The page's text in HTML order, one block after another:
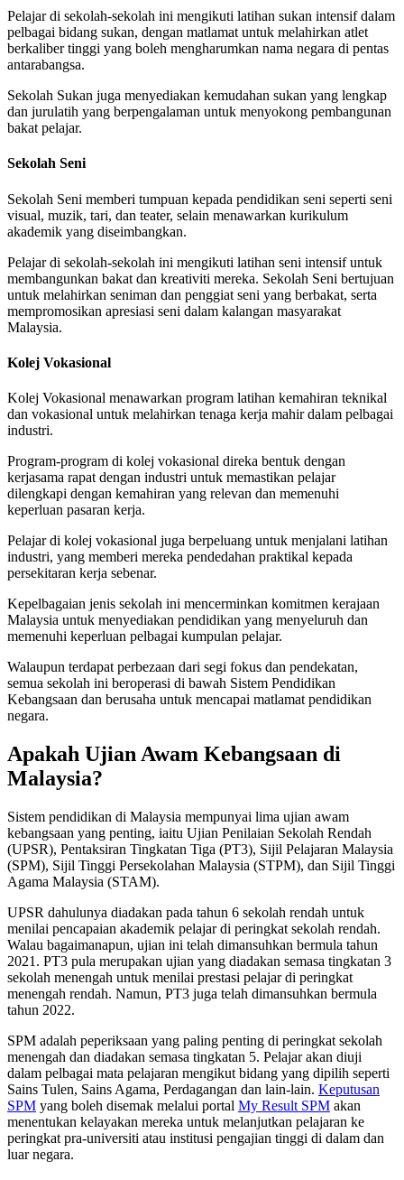
Pelajar di sekolah-sekolah ini mengikuti latihan sukan intensif dalam
pelbagai bidang sukan, dengan matlamat untuk melahirkan atlet
berkaliber tinggi yang boleh mengharumkan nama negara di pentas
antarabangsa.
Sekolah Sukan juga menyediakan kemudahan sukan yang lengkap
dan jurulatih yang berpengalaman untuk menyokong pembangunan
bakat pelajar.
Sekolah Seni
Sekolah Seni memberi tumpuan kepada pendidikan seni seperti seni
visual, muzik, tari, dan teater, selain menawarkan kurikulum
akademik yang diseimbangkan.
Pelajar di sekolah-sekolah ini mengikuti latihan seni intensif untuk
membangunkan bakat dan kreativiti mereka. Sekolah Seni bertujuan
untuk melahirkan seniman dan penggiat seni yang berbakat, serta
mempromosikan apresiasi seni dalam kalangan masyarakat
Malaysia.
Kolej Vokasional
Kolej Vokasional menawarkan program latihan kemahiran teknikal
dan vokasional untuk melahirkan tenaga kerja mahir dalam pelbagai
industri.
Program-program di kolej vokasional direka bentuk dengan
kerjasama rapat dengan industri untuk memastikan pelajar
dilengkapi dengan kemahiran yang relevan dan memenuhi
keperluan pasaran kerja.
Pelajar di kolej vokasional juga berpeluang untuk menjalani latihan
industri, yang memberi mereka pendedahan praktikal kepada
persekitaran kerja sebenar.
Kepelbagaian jenis sekolah ini mencerminkan komitmen kerajaan
Malaysia untuk menyediakan pendidikan yang menyeluruh dan
memenuhi keperluan pelbagai kumpulan pelajar.
Walaupun terdapat perbezaan dari segi fokus dan pendekatan,
semua sekolah ini beroperasi di bawah Sistem Pendidikan
Kebangsaan dan berusaha untuk mencapai matlamat pendidikan
negara.
Apakah Ujian Awam Kebangsaan di
Malaysia?
Sistem pendidikan di Malaysia mempunyai lima ujian awam
kebangsaan yang penting, iaitu Ujian Penilaian Sekolah Rendah
(UPSR), Pentaksiran Tingkatan Tiga (PT3), Sijil Pelajaran Malaysia
(SPM), Sijil Tinggi Persekolahan Malaysia (STPM), dan Sijil Tinggi
Agama Malaysia (STAM).
UPSR dahulunya diadakan pada tahun 6 sekolah rendah untuk
menilai pencapaian akademik pelajar di peringkat sekolah rendah.
Walau bagaimanapun, ujian ini telah dimansuhkan bermula tahun
2021. PT3 pula merupakan ujian yang diadakan semasa tingkatan 3
sekolah menengah untuk menilai prestasi pelajar di peringkat
menengah rendah. Namun, PT3 juga telah dimansuhkan bermula
tahun 2022.
SPM adalah peperiksaan yang paling penting di peringkat sekolah
menengah dan diadakan semasa tingkatan 5. Pelajar akan diuji
dalam pelbagai mata pelajaran mengikut bidang yang dipilih seperti
Sains Tulen, Sains Agama, Perdagangan dan lain-lain. Keputusan
SPM yang boleh disemak melalui portal My Result SPM akan
menentukan kelayakan mereka untuk melanjutkan pelajaran ke
peringkat pra-universiti atau institusi pengajian tinggi di dalam dan
luar negara.